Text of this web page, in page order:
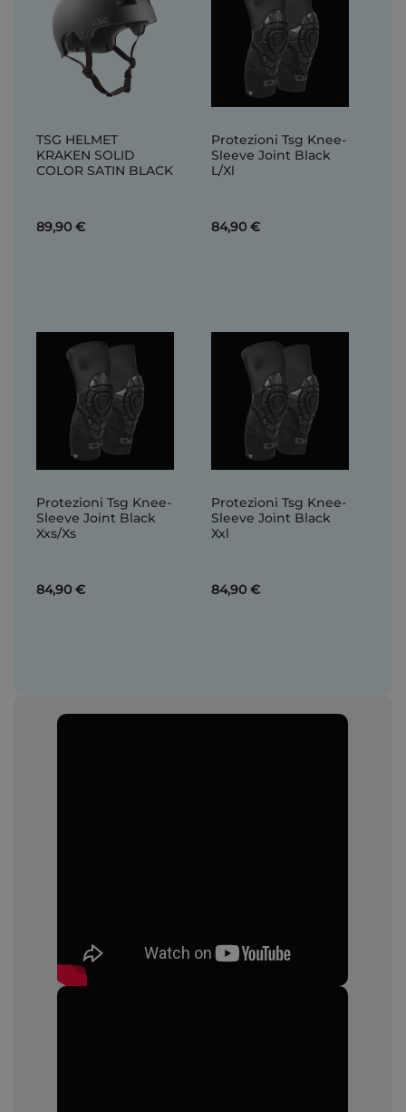
TSG HELMET
KRAKEN SOLID
COLOR SATIN BLACK
89,90 €
Protezioni Tsg Knee-
Sleeve Joint Black
L/Xl
84,90 €
Protezioni Tsg Knee-
Sleeve Joint Black
Xxs/Xs
84,90 €
Protezioni Tsg Knee-
Sleeve Joint Black
Xxl
84,90 €